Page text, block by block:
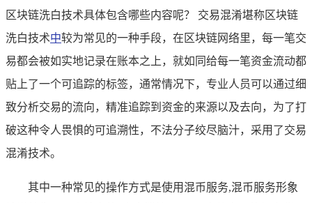
区块链洗白技术具体包含哪些内容呢？ 交易混淆堪称区块链
洗白技术中较为常见的一种手段，在区块链网络里，每一笔交
易都会被如实地记录在账本之上，就如同给每一笔资金流动都
贴上了一个可追踪的标签，通常情况下，专业人员可以通过细
致分析交易的流向，精准追踪到资金的来源以及去向，为了打
破这种令人畏惧的可追溯性，不法分子绞尽脑汁，采用了交易
混淆技术。
其中一种常见的操作方式是使用混币服务,混币服务形象